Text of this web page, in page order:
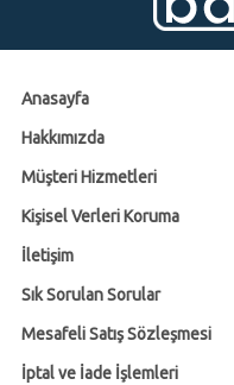
Anasayfa
Hakkımızda
Müşteri Hizmetleri
Kişisel Verleri Koruma
İletişim
Sık Sorulan Sorular
Mesafeli Satış Sözleşmesi
İptal ve İade İşlemleri